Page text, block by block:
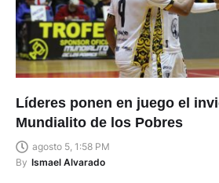
Líderes ponen en juego el
Mundialito de los Pobres
agosto 5, 1:58 PM
By Ismael Alvarado